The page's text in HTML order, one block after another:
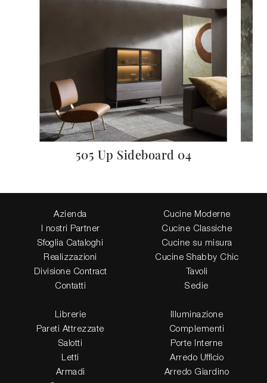
505 Up Sideboard 04
Azienda
I nostri Partner
Sfoglia Cataloghi
Realizzazioni
Divisione Contract
Contatti
Cucine Moderne
Cucine Classiche
Cucine su misura
Cucine Shabby Chic
Tavoli
Sedie
Librerie
Pareti Attrezzate
Salotti
Letti
Armadi
Illuminazione
Complementi
Porte Interne
Arredo Ufficio
Arredo Giardino